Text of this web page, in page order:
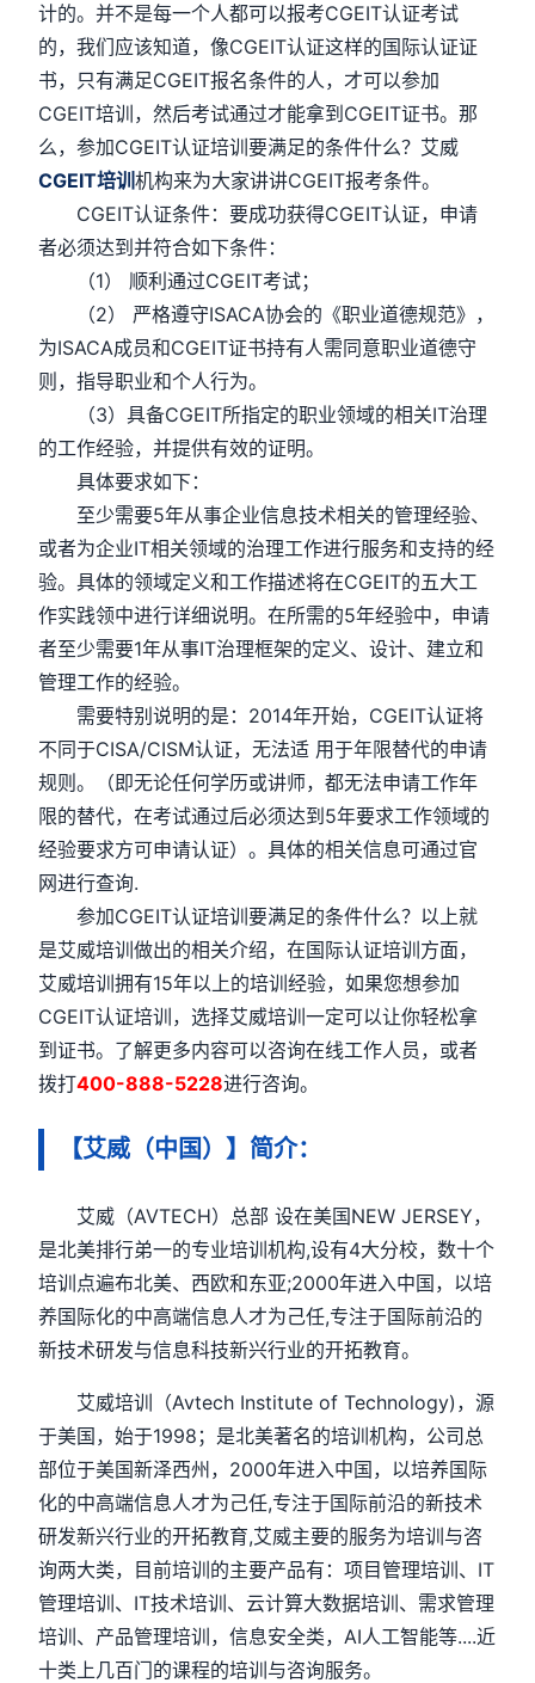
计的。并不是每一个人都可以报考CGEIT认证考试
的，我们应该知道，像CGEIT认证这样的国际认证证
书，只有满足CGEIT报名条件的人，才可以参加
CGEIT培训，然后考试通过才能拿到CGEIT证书。那
么，参加CGEIT认证培训要满足的条件什么？艾威
CGEIT培训机构来为大家讲讲CGEIT报考条件。
CGEIT认证条件：要成功获得CGEIT认证，申请
者必须达到并符合如下条件：
（1） 顺利通过CGEIT考试；
（2） 严格遵守ISACA协会的《职业道德规范》，
为ISACA成员和CGEIT证书持有人需同意职业道德守
则，指导职业和个人行为。
（3）具备CGEIT所指定的职业领域的相关IT治理
的工作经验，并提供有效的证明。
具体要求如下：
至少需要5年从事企业信息技术相关的管理经验、
或者为企业IT相关领域的治理工作进行服务和支持的经
验。具体的领域定义和工作描述将在CGEIT的五大工
作实践领中进行详细说明。在所需的5年经验中，申请
者至少需要1年从事IT治理框架的定义、设计、建立和
管理工作的经验。
需要特别说明的是：2014年开始，CGEIT认证将
不同于CISA/CISM认证，无法适 用于年限替代的申请
规则。（即无论任何学历或讲师，都无法申请工作年
限的替代，在考试通过后必须达到5年要求工作领域的
经验要求方可申请认证）。具体的相关信息可通过官
网进行查询.
参加CGEIT认证培训要满足的条件什么？以上就
是艾威培训做出的相关介绍，在国际认证培训方面，
艾威培训拥有15年以上的培训经验，如果您想参加
CGEIT认证培训，选择艾威培训一定可以让你轻松拿
到证书。了解更多内容可以咨询在线工作人员，或者
拨打400-888-5228进行咨询。
【艾威（中国）】简介：
艾威（AVTECH）总部 设在美国NEW JERSEY，
是北美排行弟一的专业培训机构,设有4大分校，数十个
培训点遍布北美、西欧和东亚;2000年进入中国，以培
养国际化的中高端信息人才为己任,专注于国际前沿的
新技术研发与信息科技新兴行业的开拓教育。
艾威培训（Avtech Institute of Technology)，源
于美国，始于1998；是北美著名的培训机构，公司总
部位于美国新泽西州，2000年进入中国，以培养国际
化的中高端信息人才为己任,专注于国际前沿的新技术
研发新兴行业的开拓教育,艾威主要的服务为培训与咨
询两大类，目前培训的主要产品有：项目管理培训、IT
管理培训、IT技术培训、云计算大数据培训、需求管理
培训、产品管理培训，信息安全类，AI人工智能等....近
十类上几百门的课程的培训与咨询服务。